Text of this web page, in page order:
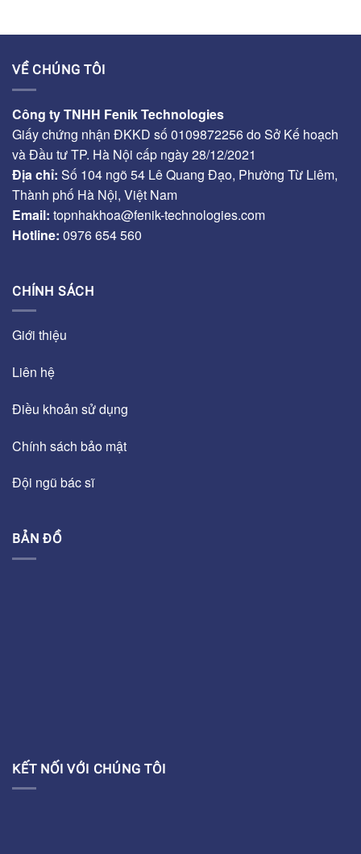
VỀ CHÚNG TÔI
Công ty TNHH Fenik Technologies
Giấy chứng nhận ĐKKD số 0109872256 do Sở Kế hoạch
và Đầu tư TP. Hà Nội cấp ngày 28/12/2021
Địa chỉ: Số 104 ngõ 54 Lê Quang Đạo, Phường Từ Liêm,
Thành phố Hà Nội, Việt Nam
Email: topnhakhoa@fenik-technologies.com
Hotline: 0976 654 560
CHÍNH SÁCH
Giới thiệu
Liên hệ
Điều khoản sử dụng
Chính sách bảo mật
Đội ngũ bác sĩ
BẢN ĐỒ
KẾT NỐI VỚI CHÚNG TÔI